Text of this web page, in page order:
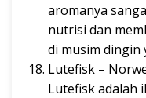
aromanya
nutrisi dan
di musim dingin
Lutefisk –
Lutefisk adalah